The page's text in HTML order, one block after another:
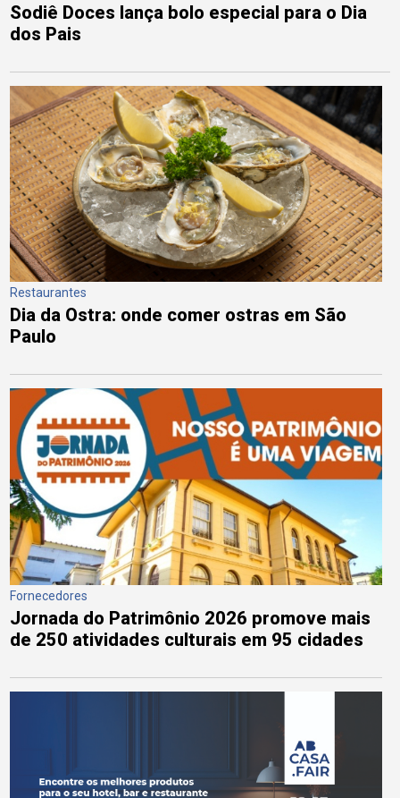
Sodiê Doces lança bolo especial para o Dia
dos Pais
Restaurantes
Dia da Ostra: onde comer ostras em São
Paulo
Fornecedores
Jornada do Patrimônio 2026 promove mais
de 250 atividades culturais em 95 cidades